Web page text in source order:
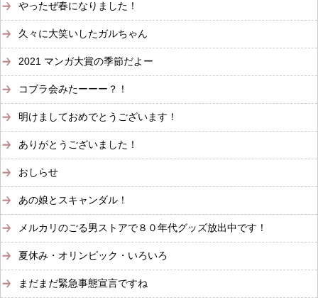
やったぜ春になりました！
久々に大笑いしたガルちゃん
2021 マンガ大賞の季節だよー
コブラ会みたーーー？！
明けましておめでとうございます！
ありがとうございました！
おしらせ
あの娘とスキャンダル！
メルカリのごる男ストアで８０年代グッズ放出中です！
夏休み・オリンピック・いろいろ
まだまだ緊急事態宣言ですね